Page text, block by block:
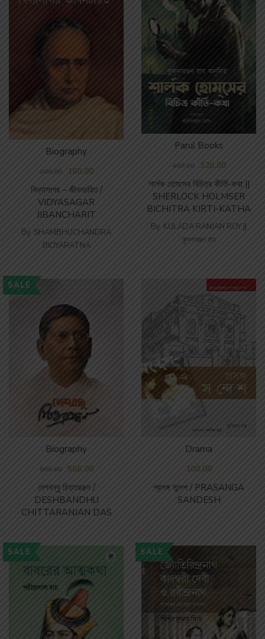
বিদ্যাসাগর – জীবনচরিত /
VIDYASAGAR
JIBANCHARIT
Biography
200.00 160.00
By SHAMBHUCHANDRA
BIDYARATNA
শার্লক হোমসের বিচিত্র কীর্তি-কথা ||
SHERLOCK HOLMSER
BICHITRA KIRTI-KATHA
Parul Books
400.00 320.00
By KULADA RANJAN ROY ||
কুলদারঞ্জন রায়
SALE
দেশবন্ধু চিত্তরঞ্জন /
DESHBANDHU
CHITTARANJAN DAS
Biography
695.00 556.00
প্রসঙ্গ সন্দেশ / PRASANGA
SANDESH
Drama
100.00
SALE SALE